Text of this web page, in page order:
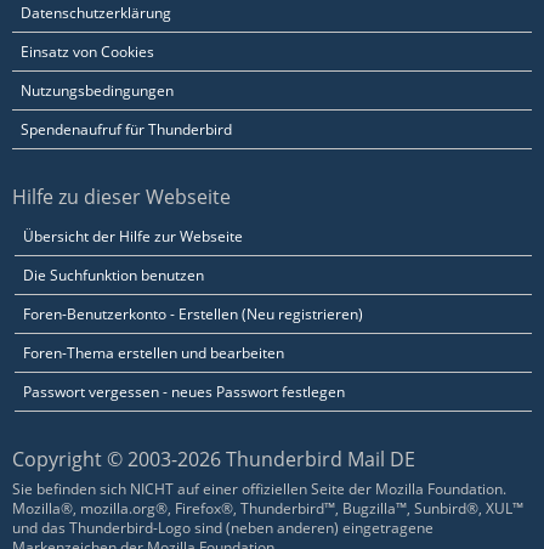
Datenschutzerklärung
Einsatz von Cookies
Nutzungsbedingungen
Spendenaufruf für Thunderbird
Hilfe zu dieser Webseite
Übersicht der Hilfe zur Webseite
Die Suchfunktion benutzen
Foren-Benutzerkonto - Erstellen (Neu registrieren)
Foren-Thema erstellen und bearbeiten
Passwort vergessen - neues Passwort festlegen
Copyright © 2003-2026 Thunderbird Mail DE
Sie befinden sich NICHT auf einer offiziellen Seite der Mozilla Foundation.
Mozilla®, mozilla.org®, Firefox®, Thunderbird™, Bugzilla™, Sunbird®, XUL™
und das Thunderbird-Logo sind (neben anderen) eingetragene